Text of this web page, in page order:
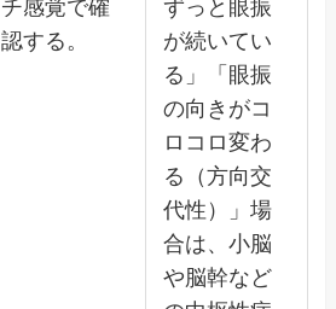
チ感覚で確
認する。
ずっと眼振
が続いてい
る」「眼振
の向きがコ
ロコロ変わ
る（方向交
代性）」場
合は、小脳
や脳幹など